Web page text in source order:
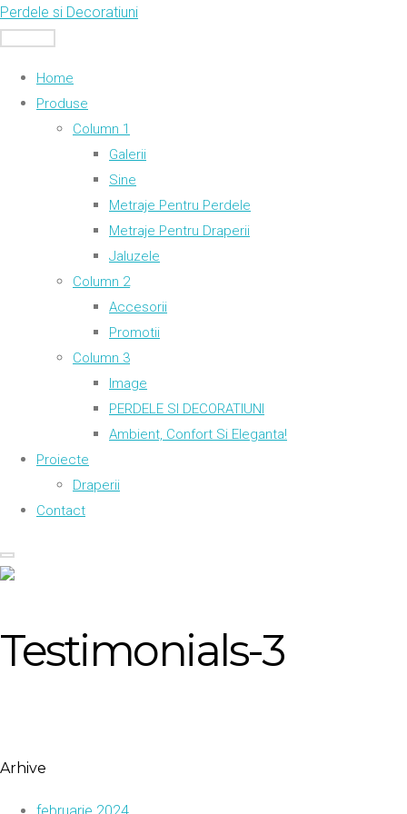
Skip
to
Perdele si Decoratiuni
Home
Produse
Column 1
Galerii
Sine
Metraje Pentru Perdele
Metraje Pentru Draperii
Jaluzele
Column 2
Accesorii
Promotii
Column 3
Image
PERDELE SI DECORATIUNI
Ambient, Confort Si Eleganta!
Proiecte
Draperii
Contact
Testimonials-3
Arhive